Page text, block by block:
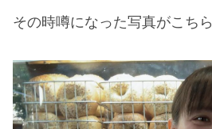
その時噂になった写真がこちら